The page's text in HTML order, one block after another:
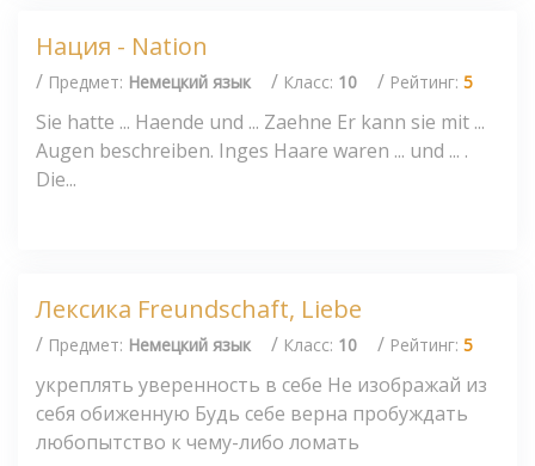
Нация - Nation
/ Предмет: Немецкий язык / Класс: 10 / Рейтинг: 5
Sie hatte ... Haende und ... Zaehne Er kann sie mit ...
Augen beschreiben. Inges Haare waren ... und ... .
Die...
Лексика Freundschaft, Liebe
/ Предмет: Немецкий язык / Класс: 10 / Рейтинг: 5
укреплять уверенность в себе Не изображай из
себя обиженную Будь себе верна пробуждать
любопытство к чему-либо ломать